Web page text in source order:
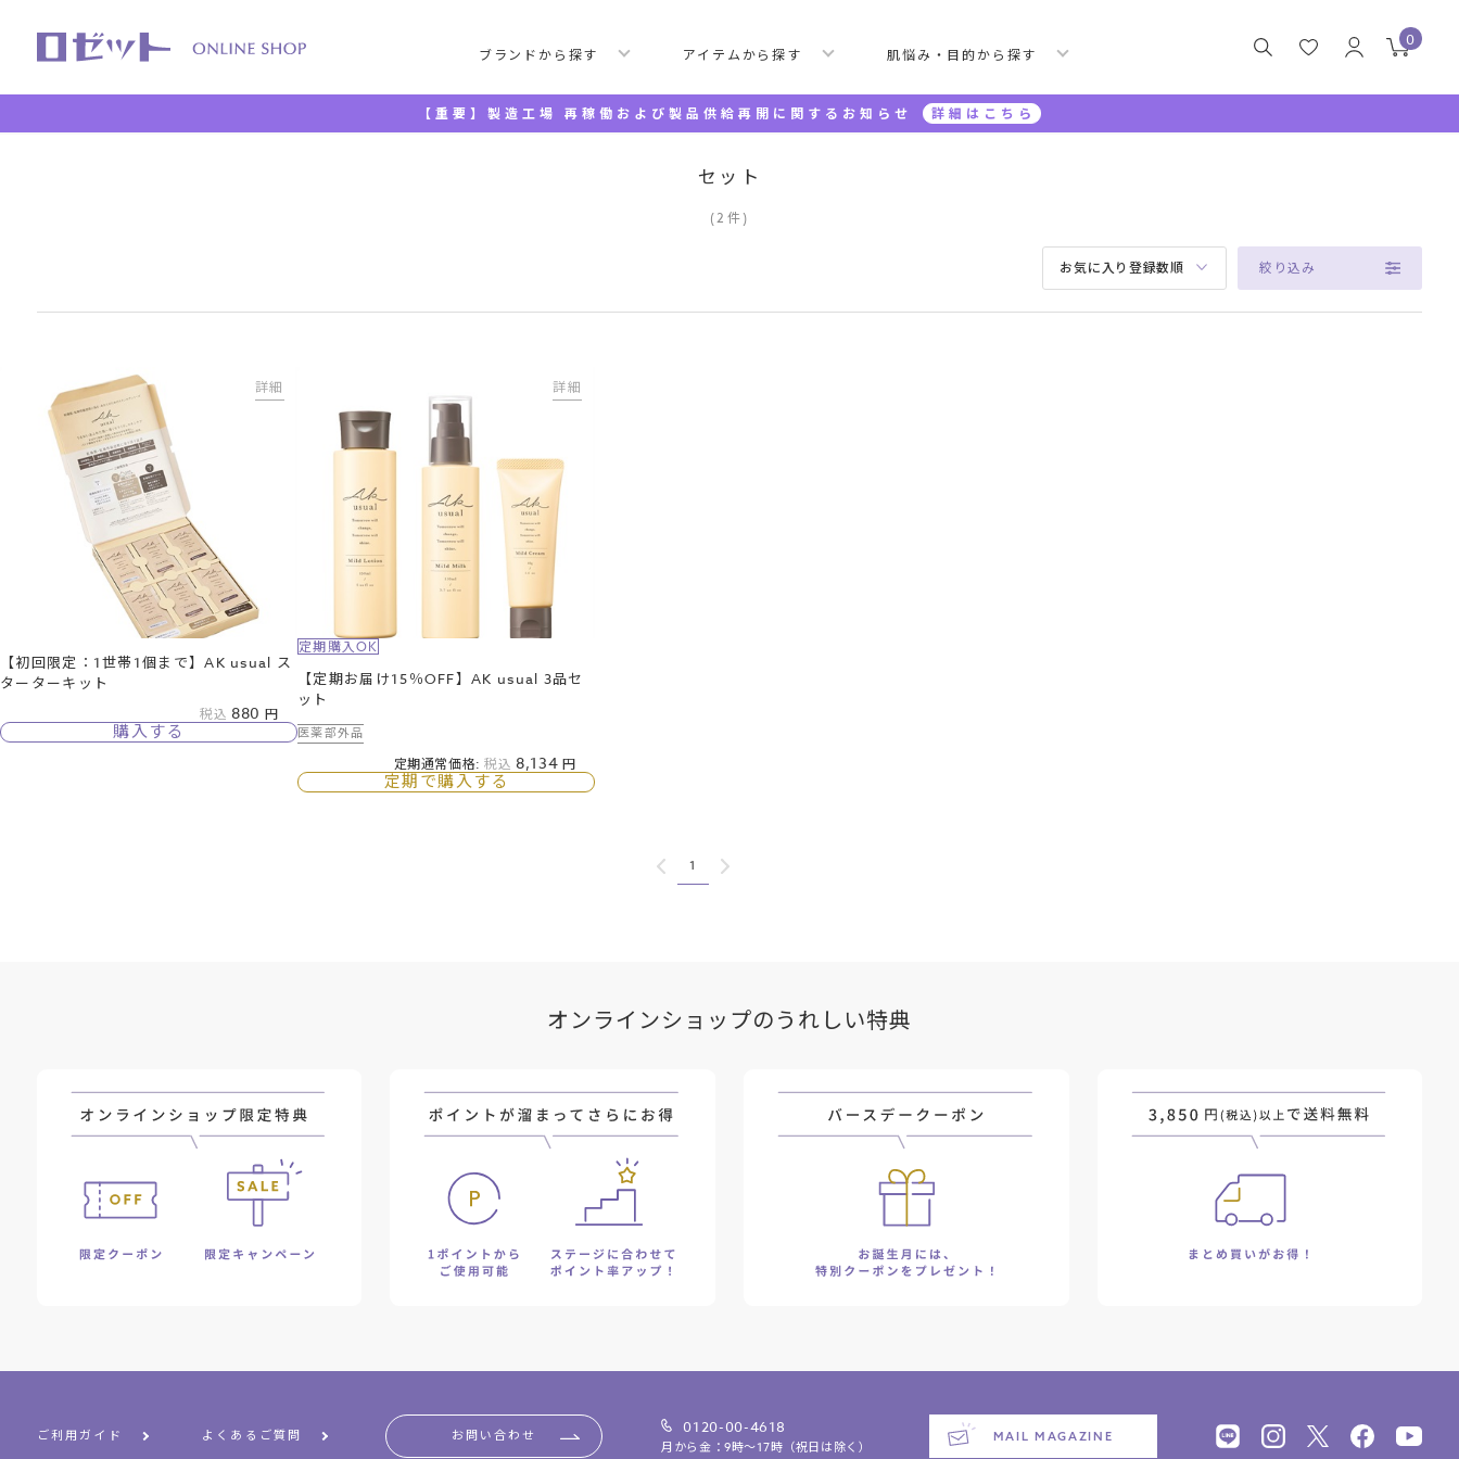
ブランドから探す アイテムから探す 肌悩み・目的から探す
0
【重要】製造工場 再稼働および製品供給再開に関するお知らせ 詳細はこちら
セット
(2 件)
お気に入り登録数順 絞り込み
詳細
【初回限定：1世帯1個まで】AK usual ス
ターターキット
税込 880
購入する
詳細
定期購入OK
【定期お届け15％OFF】AK usual 3品セ
ット
医薬部外品
定期通常価格:税込 8,134
定期で購入する
1
オンラインショップのうれしい特典
ご利用ガイド よくあるご質問 お問い合わせ 0120-00-4618
月から金：9時～17時（祝日は除く）
MAIL MAGAZINE